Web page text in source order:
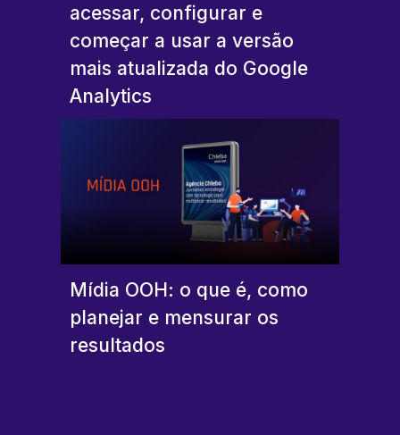
acessar, configurar e
começar a usar a versão
mais atualizada do Google
Analytics
Mídia OOH: o que é, como
planejar e mensurar os
resultados